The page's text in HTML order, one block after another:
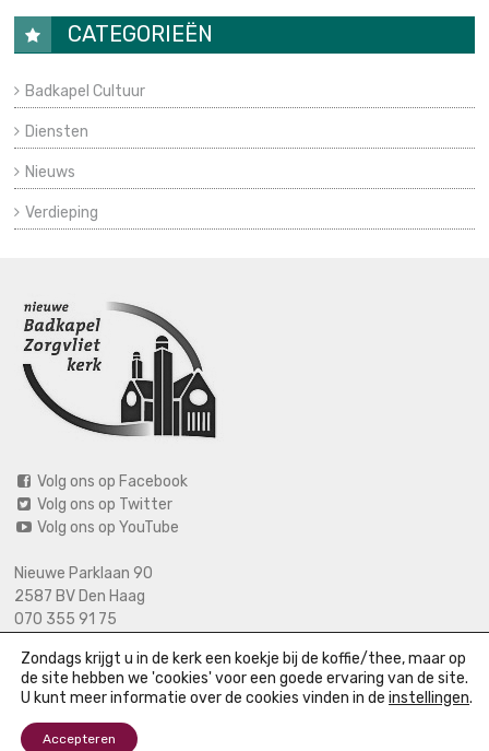
CATEGORIEËN
Badkapel Cultuur
Diensten
Nieuws
Verdieping
Volg ons op Facebook
Volg ons op Twitter
Volg ons op YouTube
Nieuwe Parklaan 90
2587 BV Den Haag
070 355 91 75
06 2125 2720 (bij calamiteiten)
info@nieuwebadkapel.nl
© Nieuwe Badkapel |
Zondags krijgt u in de kerk een koekje bij de koffie/thee, maar op
de site hebben we 'cookies' voor een goede ervaring van de site.
U kunt meer informatie over de cookies vinden in de instellingen.
Accepteren